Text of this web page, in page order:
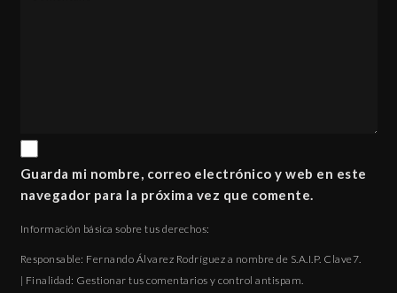
Guarda mi nombre, correo electrónico y web en este
navegador para la próxima vez que comente.
Información básica sobre tus derechos:
Responsable: Fernando Álvarez Rodríguez a nombre de S.A.I.P. Clave7.
| Finalidad: Gestionar tus comentarios y control antispam.